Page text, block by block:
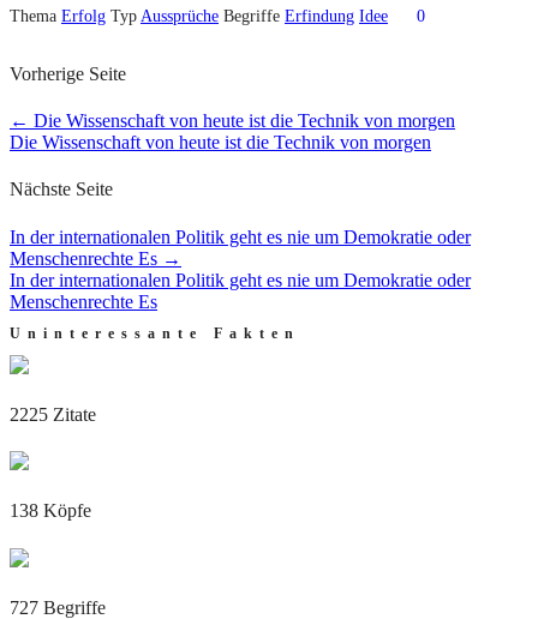
Thema Erfolg Typ Aussprüche Begriffe Erfindung Idee 0
Vorherige Seite
← Die Wissenschaft von heute ist die Technik von morgen
Die Wissenschaft von heute ist die Technik von morgen
Nächste Seite
In der internationalen Politik geht es nie um Demokratie oder
Menschenrechte Es →
In der internationalen Politik geht es nie um Demokratie oder
Menschenrechte Es
Uninteressante Fakten
2225 Zitate
138 Köpfe
727 Begriffe